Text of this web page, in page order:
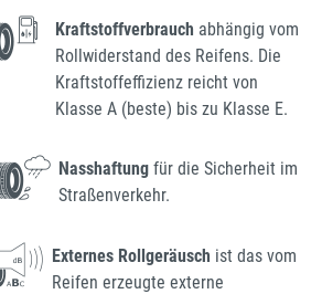
Kraftstoffverbrauch abhängig vom
Rollwiderstand des Reifens. Die
Kraftstoffeffizienz reicht von
Klasse A (beste) bis zu Klasse E.
Nasshaftung für die Sicherheit im
Straßenverkehr.
Externes Rollgeräusch ist das vom
Reifen erzeugte externe